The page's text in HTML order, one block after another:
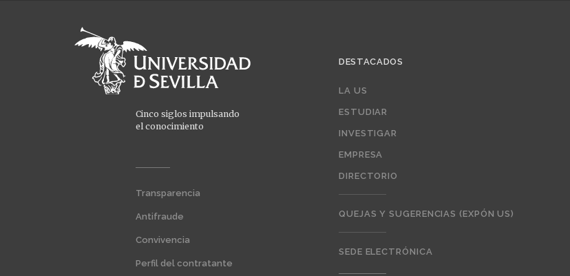
Cinco siglos impulsando
el conocimiento
Transparencia
Antifraude
Convivencia
Perfil del contratante
DESTACADOS
LA US
ESTUDIAR
INVESTIGAR
EMPRESA
DIRECTORIO
QUEJAS Y SUGERENCIAS (EXPÓN US)
SEDE ELECTRÓNICA